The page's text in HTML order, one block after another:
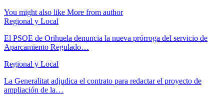
You might also like More from author
Regional y Local
El PSOE de Orihuela denuncia la nueva prórroga del servicio de
Aparcamiento Regulado…
Regional y Local
La Generalitat adjudica el contrato para redactar el proyecto de
ampliación de la…